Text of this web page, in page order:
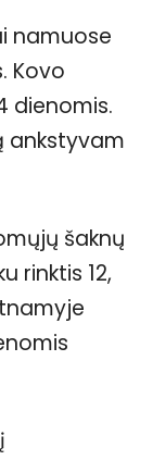
namuose
Kovo
dienomis.
ankstyvam
šaknų
rinktis 12,